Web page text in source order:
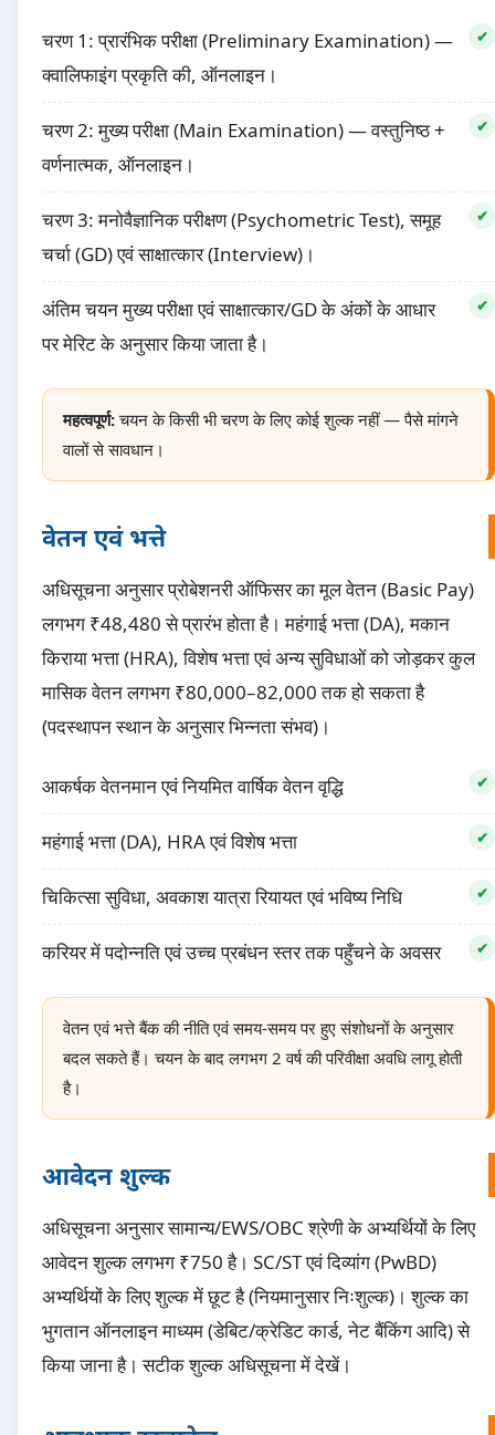
चरण 1: प्रारंभिक परीक्षा (Preliminary Examination) —
क्वालिफाइंग प्रकृति की, ऑनलाइन।
चरण 2: मुख्य परीक्षा (Main Examination) — वस्तुनिष्ठ +
वर्णनात्मक, ऑनलाइन।
चरण 3: मनोवैज्ञानिक परीक्षण (Psychometric Test), समूह
चर्चा (GD) एवं साक्षात्कार (Interview)।
अंतिम चयन मुख्य परीक्षा एवं साक्षात्कार/GD के अंकों के आधार
पर मेरिट के अनुसार किया जाता है।
महत्वपूर्ण:चयन के किसी भी चरण के लिए कोई शुल्क नहीं — पैसे मांगने
वालों से सावधान।
वेतन एवं भत्ते
अधिसूचना अनुसार प्रोबेशनरी ऑफिसर का मूल वेतन (Basic Pay)
लगभग ₹48,480 से प्रारंभ होता है। महंगाई भत्ता (DA), मकान
किराया भत्ता (HRA), विशेष भत्ता एवं अन्य सुविधाओं को जोड़कर कुल
मासिक वेतन लगभग ₹80,000–82,000 तक हो सकता है
(पदस्थापन स्थान के अनुसार भिन्नता संभव)।
आकर्षक वेतनमान एवं नियमित वार्षिक वेतन वृद्धि
महंगाई भत्ता (DA), HRA एवं विशेष भत्ता
चिकित्सा सुविधा, अवकाश यात्रा रियायत एवं भविष्य निधि
करियर में पदोन्नति एवं उच्च प्रबंधन स्तर तक पहुँचने के अवसर
वेतन एवं भत्ते बैंक की नीति एवं समय-समय पर हुए संशोधनों के अनुसार
बदल सकते हैं। चयन के बाद लगभग 2 वर्ष की परिवीक्षा अवधि लागू होती
है।
आवेदन शुल्क
अधिसूचना अनुसार सामान्य/EWS/OBC श्रेणी के अभ्यर्थियों के लिए
आवेदन शुल्क लगभग ₹750 है। SC/ST एवं दिव्यांग (PwBD)
अभ्यर्थियों के लिए शुल्क में छूट है (नियमानुसार निःशुल्क)। शुल्क का
भुगतान ऑनलाइन माध्यम (डेबिट/क्रेडिट कार्ड, नेट बैंकिंग आदि) से
किया जाना है। सटीक शुल्क अधिसूचना में देखें।